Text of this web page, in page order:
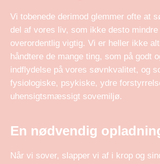
Vi tobenede derimod glemmer ofte at
del af vores liv, som ikke desto mindre
overordentlig vigtig. Vi er heller ikke
håndtere de mange ting, som på godt
indflydelse på vores søvnkvalitet, og
fysiologiske, psykiske, ydre
uhensigtsmæssigt sovemiljø.
En nødvendig
Når vi sover, slapper vi af i krop og